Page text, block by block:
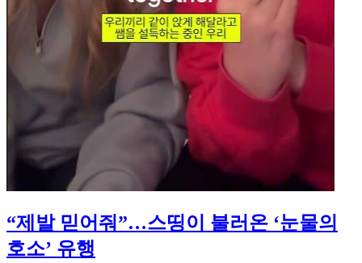
“제발 믿어줘”…스띵이 불러온 ‘눈물의
호소’ 유행